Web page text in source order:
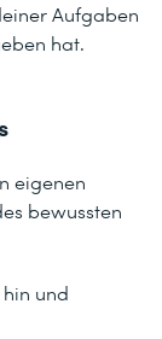
Aufgaben
hat.
eigenen
bewussten
und